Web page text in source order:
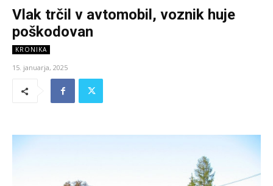
Vlak trčil v avtomobil, voznik huje
poškodovan
KRONIKA
15. januarja, 2025